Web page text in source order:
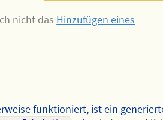
nicht das Hinzufügen eines
funktioniert, ist ein